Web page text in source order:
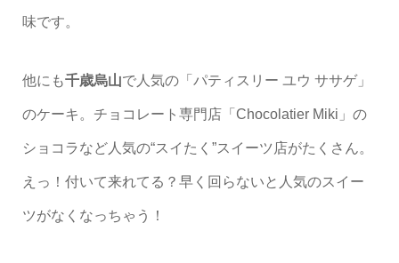
味です。
他にも千歳烏山で人気の「パティスリー ユウ ササゲ」
のケーキ。チョコレート専門店「Chocolatier Miki」の
ショコラなど人気の“スイたく”スイーツ店がたくさん。
えっ！付いて来れてる？早く回らないと人気のスイー
ツがなくなっちゃう！